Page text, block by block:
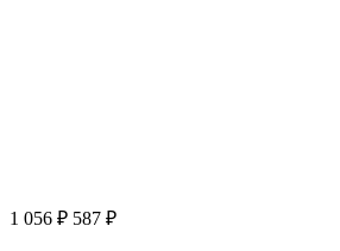
1 056 ₽ 587 ₽